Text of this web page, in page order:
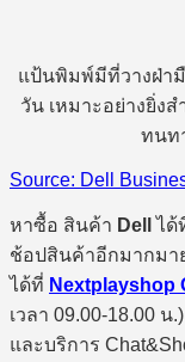
แป้นพิมพ์มีที่วางฝ่า
วัน เหมาะอย่างยิ่ง
ทนท
Source: Dell
หาซื้อ สินค้า Dell ได้
ช้อปสินค้าอีกมากมา
ได้ที่ Nextplayshop
เวลา 09.00-18.00 น.)
และบริการ